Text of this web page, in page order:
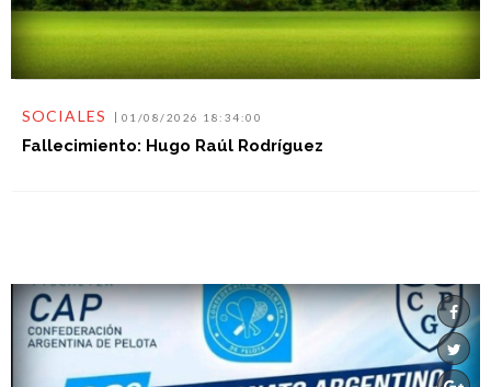
SOCIALES 01/08/2026 18:34:00
Fallecimiento: Hugo Raúl Rodríguez